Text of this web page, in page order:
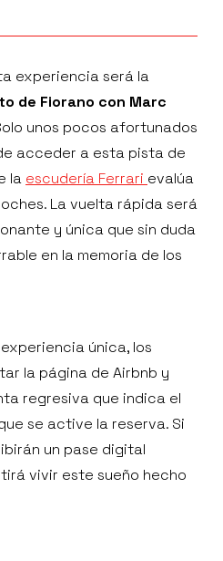
experiencia será la
de Fiorano con Marc
unos pocos afortunados
acceder a esta pista de
la escudería Ferrari evalúa
La vuelta rápida será
y única que sin duda
en la memoria de los
única, los
la página de Airbnb y
regresiva que indica el
se active la reserva. Si
un pase digital
vivir este sueño hecho